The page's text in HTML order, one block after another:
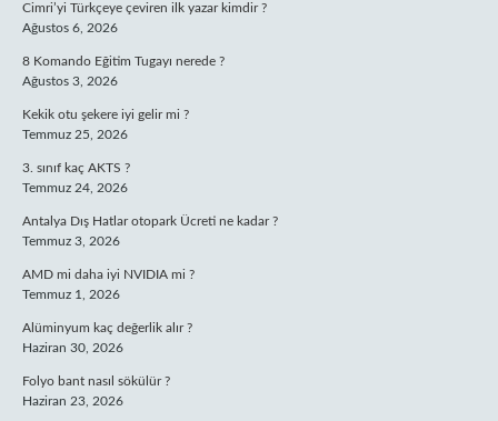
Cimri’yi Türkçeye çeviren ilk yazar kimdir ?
Ağustos 6, 2026
8 Komando Eğitim Tugayı nerede ?
Ağustos 3, 2026
Kekik otu şekere iyi gelir mi ?
Temmuz 25, 2026
3. sınıf kaç AKTS ?
Temmuz 24, 2026
Antalya Dış Hatlar otopark Ücreti ne kadar ?
Temmuz 3, 2026
AMD mi daha iyi NVIDIA mi ?
Temmuz 1, 2026
Alüminyum kaç değerlik alır ?
Haziran 30, 2026
Folyo bant nasıl sökülür ?
Haziran 23, 2026